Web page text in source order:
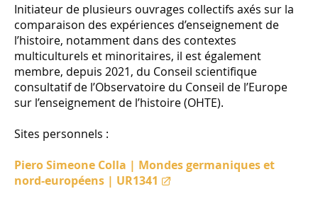
Initiateur de plusieurs ouvrages collectifs axés sur la
comparaison des expériences d’enseignement de
l’histoire, notamment dans des contextes
multiculturels et minoritaires, il est également
membre, depuis 2021, du Conseil scientifique
consultatif de l’Observatoire du Conseil de l’Europe
sur l’enseignement de l’histoire (OHTE).
Sites personnels :
Piero Simeone Colla | Mondes germaniques et
nord-européens | UR1341